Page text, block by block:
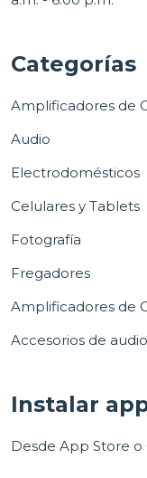
Categorías
Amplificadores de
Audio
Electrodomésticos
Celulares y Tablets
Fotografía
Fregadores
Amplificadores de
Accesorios de audio
Instalar
Desde App Store o